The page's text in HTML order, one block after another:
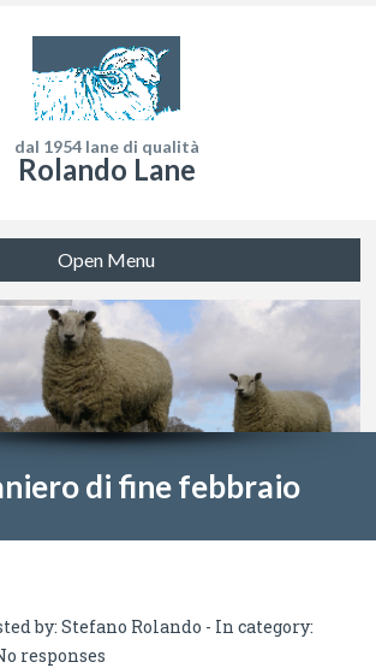
dal 1954 lane di qualità
Rolando Lane
Open Menu
di fine febbraio
by:Stefano Rolando - In category:
responses